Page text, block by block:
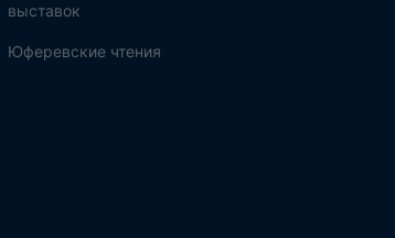
выставок
Юферевские чтения